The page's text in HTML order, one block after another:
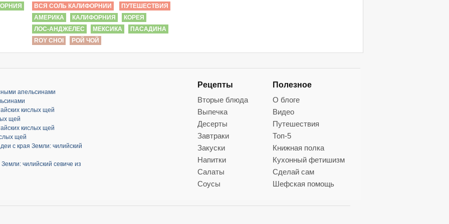
ВСЯ СОЛЬ КАЛИФОРНИИ
ПУТЕШЕСТВИЯ
АМЕРИКА
КАЛИФОРНИЯ
КОРЕЯ
ЛОС-АНДЖЕЛЕС
МЕКСИКА
ПАСАДИНА
ROY CHOI
РОЙ ЧОЙ
апельсинами
кислых щей
щей
кислых щей
щей
с края Земли: чилийский
чилийский севиче из
Рецепты
Вторые блюда
Выпечка
Десерты
Завтраки
Закуски
Напитки
Салаты
Соусы
Полезное
О блоге
Видео
Путешествия
Топ-5
Книжная полка
Кухонный фетишизм
Сделай сам
Шефская помощь